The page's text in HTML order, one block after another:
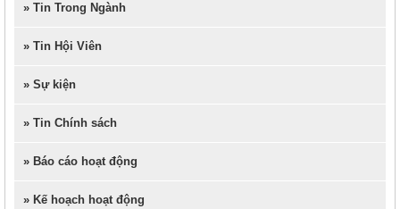
» Tin Trong Ngành
» Tin Hội Viên
» Sự kiện
» Tin Chính sách
» Báo cáo hoạt động
» Kế hoạch hoạt động